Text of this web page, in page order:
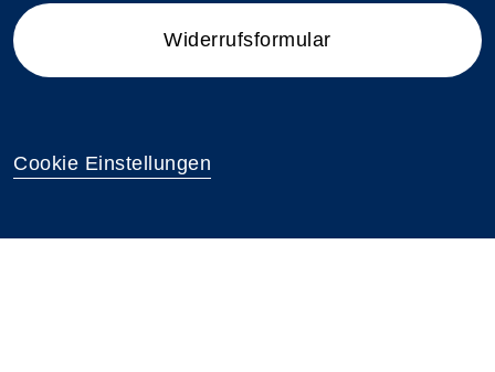
Widerrufsformular
Cookie Einstellungen